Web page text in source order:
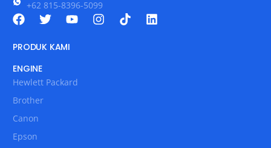
+62 815-8396-5099
PRODUK KAMI
ENGINE
Hewlett Packard
Brother
Canon
Epson